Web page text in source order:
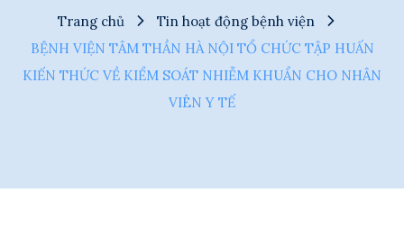
Trang chủ
Tin hoạt động bệnh viện
BỆNH VIỆN TÂM THẦN HÀ NỘI TỔ CHỨC TẬP HUẤN
KIẾN THỨC VỀ KIỂM SOÁT NHIỄM KHUẨN CHO NHÂN
VIÊN Y TẾ